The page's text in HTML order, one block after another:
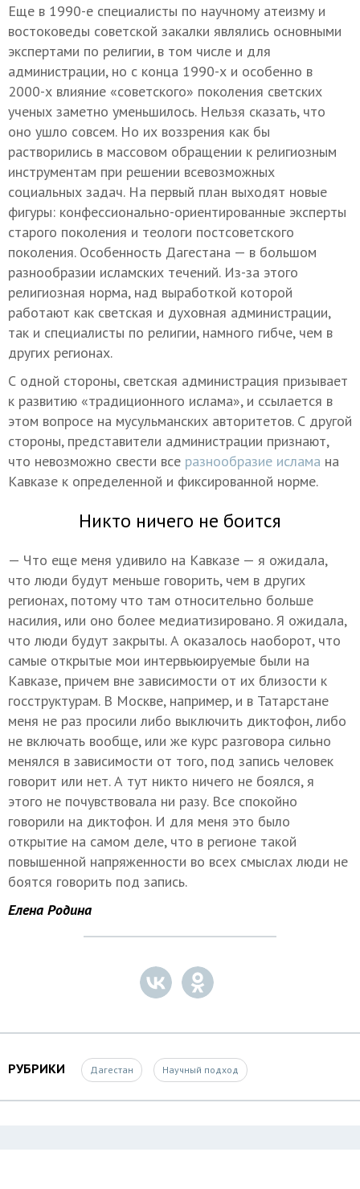
Еще в 1990-е специалисты по научному атеизму и
востоковеды советской закалки являлись основными
экспертами по религии, в том числе и для
администрации, но с конца 1990-х и особенно в
2000-х влияние «советского» поколения светских
ученых заметно уменьшилось. Нельзя сказать, что
оно ушло совсем. Но их воззрения как бы
растворились в массовом обращении к религиозным
инструментам при решении всевозможных
социальных задач. На первый план выходят новые
фигуры: конфессионально-ориентированные эксперты
старого поколения и теологи постсоветского
поколения. Особенность Дагестана — в большом
разнообразии исламских течений. Из-за этого
религиозная норма, над выработкой которой
работают как светская и духовная администрации,
так и специалисты по религии, намного гибче, чем в
других регионах.
С одной стороны, светская администрация призывает
к развитию «традиционного ислама», и ссылается в
этом вопросе на мусульманских авторитетов. С другой
стороны, представители администрации признают,
что невозможно свести все разнообразие ислама на
Кавказе к определенной и фиксированной норме.
Никто ничего не боится
— Что еще меня удивило на Кавказе — я ожидала,
что люди будут меньше говорить, чем в других
регионах, потому что там относительно больше
насилия, или оно более медиатизировано. Я ожидала,
что люди будут закрыты. А оказалось наоборот, что
самые открытые мои интервьюируемые были на
Кавказе, причем вне зависимости от их близости к
госструктурам. В Москве, например, и в Татарстане
меня не раз просили либо выключить диктофон, либо
не включать вообще, или же курс разговора сильно
менялся в зависимости от того, под запись человек
говорит или нет. А тут никто ничего не боялся, я
этого не почувствовала ни разу. Все спокойно
говорили на диктофон. И для меня это было
открытие на самом деле, что в регионе такой
повышенной напряженности во всех смыслах люди не
боятся говорить под запись.
Елена Родина
РУБРИКИ Дагестан Научный подход